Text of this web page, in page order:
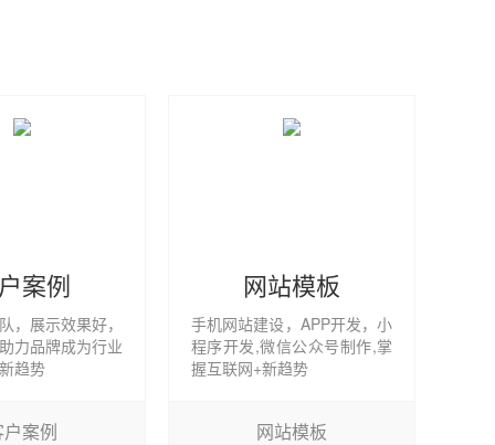
案例
，展示效果好，
力品牌成为行业
趋势
案例
网站模板
手机网站建设，APP开发，小
程序开发,微信公众号制作,掌
握互联网+新趋势
网站模板